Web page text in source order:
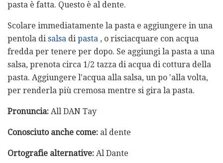
pasta è fatta. Questo è al dente.
Scolare immediatamente la pasta e aggiungere in una
pentola di salsa di pasta , o risciacquare con acqua
fredda per tenere per dopo. Se aggiungi la pasta a una
salsa, prenota circa 1/2 tazza di acqua di cottura della
pasta. Aggiungere l'acqua alla salsa, un po 'alla volta,
per renderla più cremosa mentre si gira la pasta.
Pronuncia: All DAN Tay
Conosciuto anche come: al dente
Ortografie alternative: Al Dante